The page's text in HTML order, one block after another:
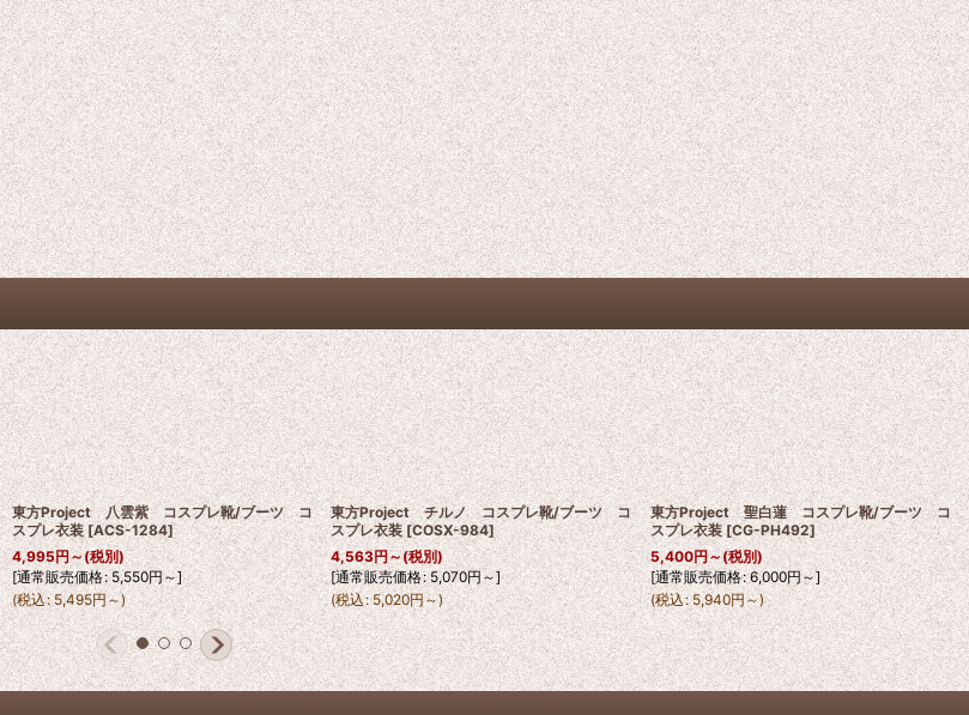
東方Project 八雲紫 コスプレ靴/ブーツ コ
スプレ衣装 [ACS-1284]
4,995円～(税別)
[通常販売価格: 5,550円～]
(税込: 5,495円～)
東方Project チルノ コスプレ靴/ブーツ コ
スプレ衣装 [COSX-984]
4,563円～(税別)
[通常販売価格: 5,070円～]
(税込: 5,020円～)
東方Project 聖白蓮 コスプレ靴/ブーツ コ
スプレ衣装 [CG-PH492]
5,400円～(税別)
[通常販売価格: 6,000円～]
(税込: 5,940円 ～)